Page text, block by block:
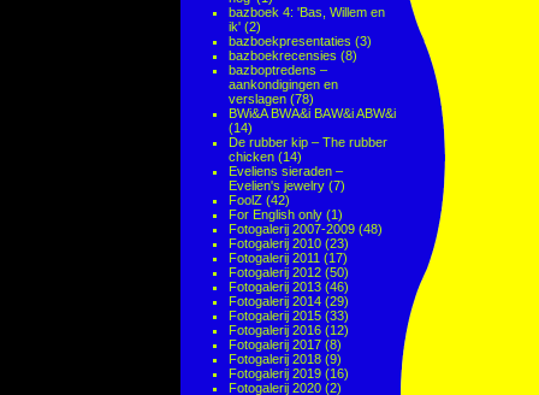
bazboek 4: 'Bas, Willem en
ik' (2)
bazboekpresentaties (3)
bazboekrecensies (8)
bazboptredens –
aankondigingen en
verslagen (78)
BWi&A BWA&i BAW&i ABW&i
(14)
De rubber kip – The rubber
chicken (14)
Eveliens sieraden –
Evelien's jewelry (7)
FoolZ (42)
For English only (1)
Fotogalerij 2007-2009 (48)
Fotogalerij 2010 (23)
Fotogalerij 2011 (17)
Fotogalerij 2012 (50)
Fotogalerij 2013 (46)
Fotogalerij 2014 (29)
Fotogalerij 2015 (33)
Fotogalerij 2016 (12)
Fotogalerij 2017 (8)
Fotogalerij 2018 (9)
Fotogalerij 2019 (16)
Fotogalerij 2020 (2)